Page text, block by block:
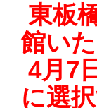
東板
館い
4月7
に選